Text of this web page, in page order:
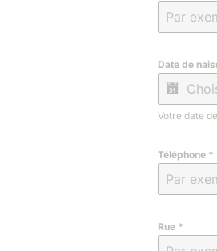
Date de
Votre date
Téléphone *
Rue *